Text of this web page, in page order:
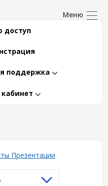
доступ
поддержка
Презентации